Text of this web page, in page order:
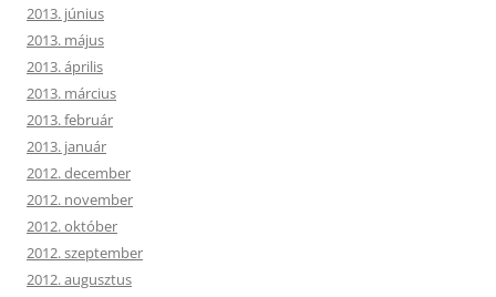
2013. június
2013. május
2013. április
2013. március
2013. február
2013. január
2012. december
2012. november
2012. október
2012. szeptember
2012. augusztus